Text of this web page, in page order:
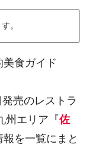
。
美食ガイド
売のレストラ
州エリア『佐
を一覧にまと